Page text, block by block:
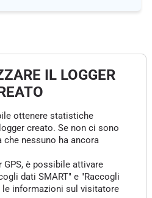
IL LOGGER
ottenere statistiche
creato. Se non ci sono
nessuno ha ancora
GPS, è possibile attivare
dati SMART" e "Raccogli
le informazioni sul visitatore